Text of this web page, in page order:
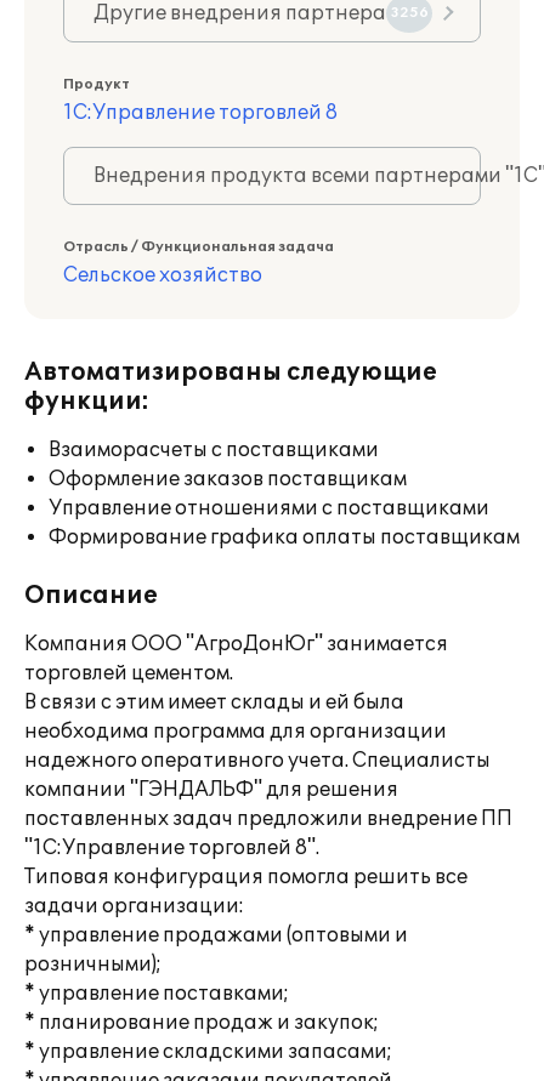
Другие внедрения партнера 3256
Продукт
1С:Управление торговлей 8
Внедрения продукта всеми партнерами
Отрасль / Функциональная задача
Сельское хозяйство
Автоматизированы следующие
функции:
Взаиморасчеты с поставщиками
Оформление заказов поставщикам
Управление отношениями с поставщиками
Формирование графика оплаты поставщикам
Описание
Компания ООО "АгроДонЮг" занимается
торговлей цементом.
В связи с этим имеет склады и ей была
необходима программа для организации
надежного оперативного учета. Специалисты
компании "ГЭНДАЛЬФ" для решения
поставленных задач предложили внедрение ПП
"1С:Управление торговлей 8".
Типовая конфигурация помогла решить все
задачи организации:
* управление продажами (оптовыми и
розничными);
* управление поставками;
* планирование продаж и закупок;
* управление складскими запасами;